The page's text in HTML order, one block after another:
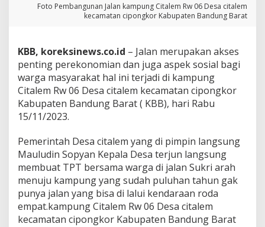
i
r
W
a
r
g
a
6
D
e
s
a
C
i
t
Foto Pembangunan Jalan kampung Citalem Rw 06 Desa citalem
kecamatan cipongkor Kabupaten Bandung Barat
KBB, koreksinews.co.id – Jalan merupakan akses
penting perekonomian dan juga aspek sosial bagi
warga masyarakat hal ini terjadi di kampung
Citalem Rw 06 Desa citalem kecamatan cipongkor
Kabupaten Bandung Barat ( KBB), hari Rabu
15/11/2023.
Pemerintah Desa citalem yang di pimpin langsung
Mauludin Sopyan Kepala Desa terjun langsung
membuat TPT bersama warga di jalan Sukri arah
menuju kampung yang sudah puluhan tahun gak
punya jalan yang bisa di lalui kendaraan roda
empat.kampung Citalem Rw 06 Desa citalem
kecamatan cipongkor Kabupaten Bandung Barat